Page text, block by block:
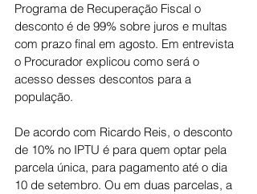
Programa de Recuperação Fiscal o
desconto é de 99% sobre juros e multas
com prazo final em agosto. Em entrevista
o Procurador explicou como será o
acesso desses descontos para a
população.
De acordo com Ricardo Reis, o desconto
de 10% no IPTU é para quem optar pela
parcela única, para pagamento até o dia
10 de setembro. Ou em duas parcelas, a